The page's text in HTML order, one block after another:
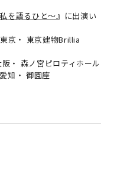
を語るひと〜』に出演い
京・ 東京建物Brillia
・ 森ノ宮ピロティホール
知・ 御園座